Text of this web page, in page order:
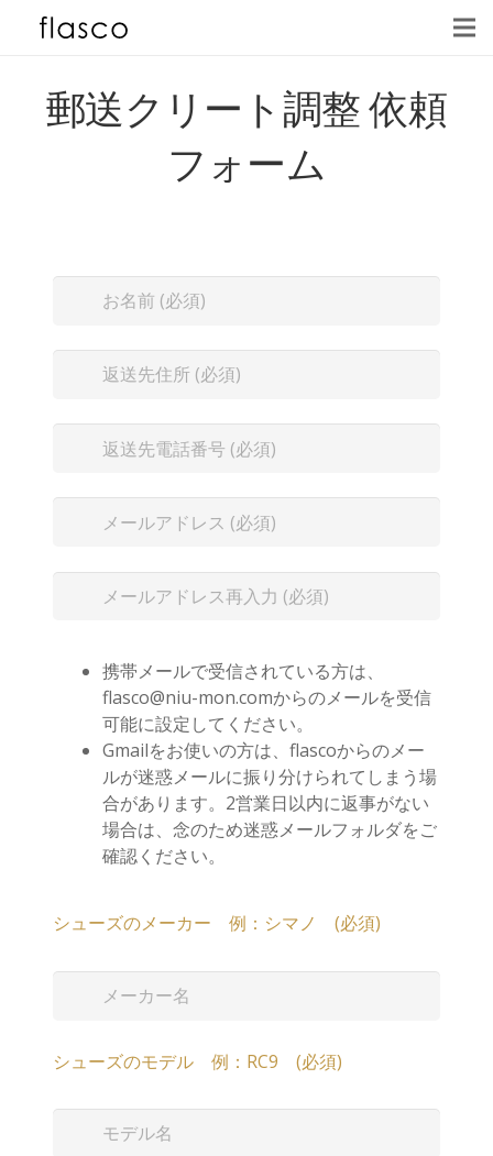
郵送クリート調整 依頼
フォーム
携帯メールで受信されている方は、
flasco@niu-mon.comからのメールを受信
可能に設定してください。
Gmailをお使いの方は、flascoからのメー
ルが迷惑メールに振り分けられてしまう場
合があります。2営業日以内に返事がない
場合は、念のため迷惑メールフォルダをご
確認ください。
シューズのメーカー 例：シマノ (必須)
シューズのモデル 例：RC9 (必須)